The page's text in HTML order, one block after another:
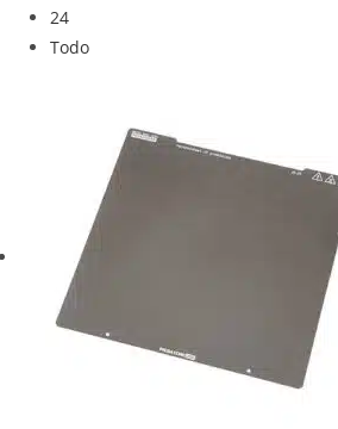
24
Todo